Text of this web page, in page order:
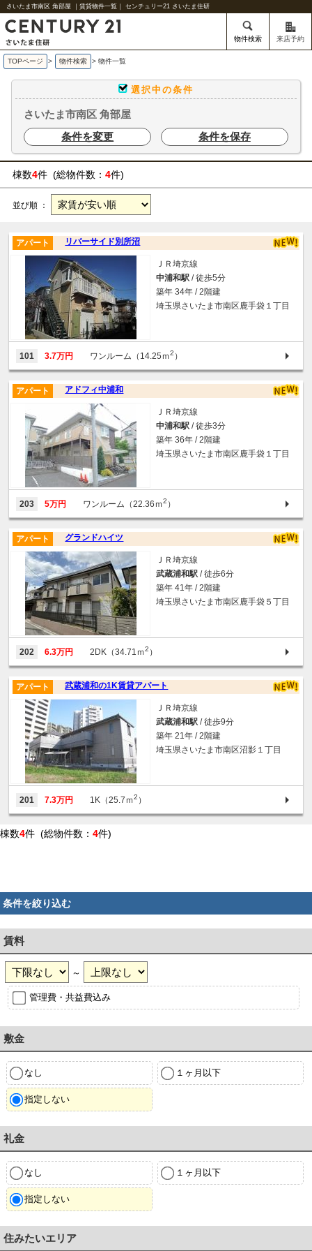
さいたま市南区 角部屋 ｜賃貸物件一覧｜ センチュリー21 さいたま住研
物件検索 来店予約
TOPページ > 物件検索 > 物件一覧
選択中の条件
さいたま市南区 角部屋
条件を変更
条件を保存
棟数4件 (総物件数： 4件)
並び順 ：
リバーサイド別所沼
アパート
ＪＲ埼京線
中浦和駅 / 徒歩5分
築年 34年 / 2階建
埼玉県さいたま市南区鹿手袋１丁目
101 3.7万円 ワンルーム（14.25ｍ2 ）
アドフィ中浦和
アパート
ＪＲ埼京線
中浦和駅 / 徒歩3分
築年 36年 / 2階建
埼玉県さいたま市南区鹿手袋１丁目
203 5万円 ワンルーム（22.36ｍ2 ）
グランドハイツ
アパート
ＪＲ埼京線
武蔵浦和駅 / 徒歩6分
築年 41年 / 2階建
埼玉県さいたま市南区鹿手袋５丁目
202 6.3万円 2DK（34.71ｍ2 ）
武蔵浦和の1K賃貸アパート
アパート
ＪＲ埼京線
武蔵浦和駅 / 徒歩9分
築年 21年 / 2階建
埼玉県さいたま市南区沼影１丁目
201 7.3万円 1K（25.7ｍ2 ）
棟数4件 (総物件数： 4件)
条件を絞り込む
賃料
～
管理費・共益費込み
敷金
なし １ヶ月以下
指定しない
礼金
なし １ヶ月以下
指定しない
住みたいエリア